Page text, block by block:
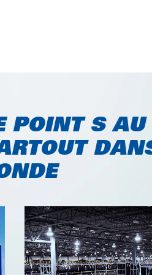
POINT S AU